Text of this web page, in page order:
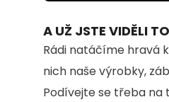
A UŽ JSTE VIDĚLI
Rádi natáčíme hravá
nich naše výrobky,
Podívejte se třeba na